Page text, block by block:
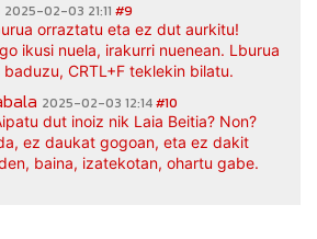
2025-02-03 21:11 #9
orraztatu eta ez dut aurkitu!
ikusi nuela, irakurri nuenean. Lburua
baduzu, CRTL+F teklekin bilatu.
2025-02-03 12:14#10
dut inoiz nik Laia Beitia? Non?
ez daukat gogoan, eta ez dakit
baina, izatekotan, ohartu gabe.